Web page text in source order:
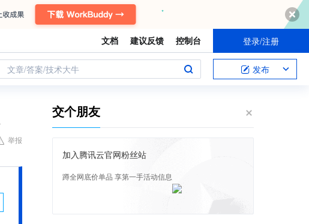
文档 建议反馈 控制台 登录/注册
文章/答案/技术大牛 发布
举报
交个朋友
加入腾讯云官网粉丝站
蹲全网底价单品 享第一手活动信息